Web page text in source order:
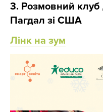
3. Розмовний клуб
Пагдал зі США
Лінк на зум